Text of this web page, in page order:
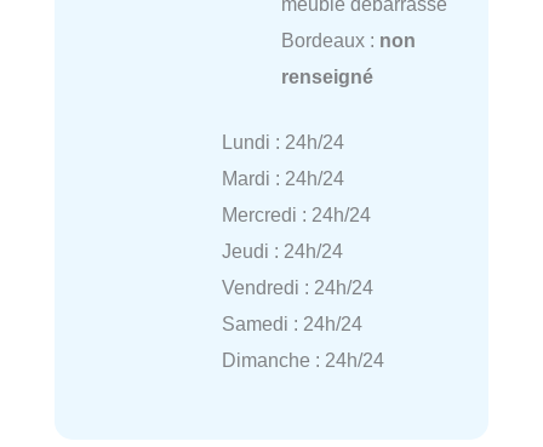
Bordeaux : non
renseigné
Lundi : 24h/24
Mardi : 24h/24
Mercredi : 24h/24
Jeudi : 24h/24
Vendredi : 24h/24
Samedi : 24h/24
Dimanche : 24h/24